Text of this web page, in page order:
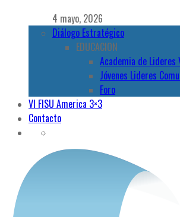
4 mayo, 2026
Diálogo Estratégico
EDUCACION
Academia de Lideres
Jóvenes Lideres
Foro
VI FISU America 3×3
Contacto